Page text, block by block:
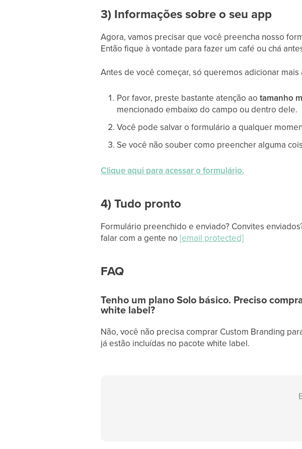
3) Informações sobre o seu app
Agora, vamos precisar que você preencha nosso
Então fique à vontade para fazer um café ou chá
Antes de você começar, só queremos adicionar mais
Por favor, preste bastante atenção ao tamanho
mencionado embaixo do campo ou dentro dele.
Você pode salvar o formulário a qualquer
Se você não souber como preencher alguma
Clique aqui para acessar o formulário.
4) Tudo pronto
Formulário preenchido e enviado? Convites
falar com a gente no [email protected]
FAQ
Tenho um plano Solo básico. Preciso
white label?
Não, você não precisa comprar Custom Branding
já estão incluídas no pacote white label.